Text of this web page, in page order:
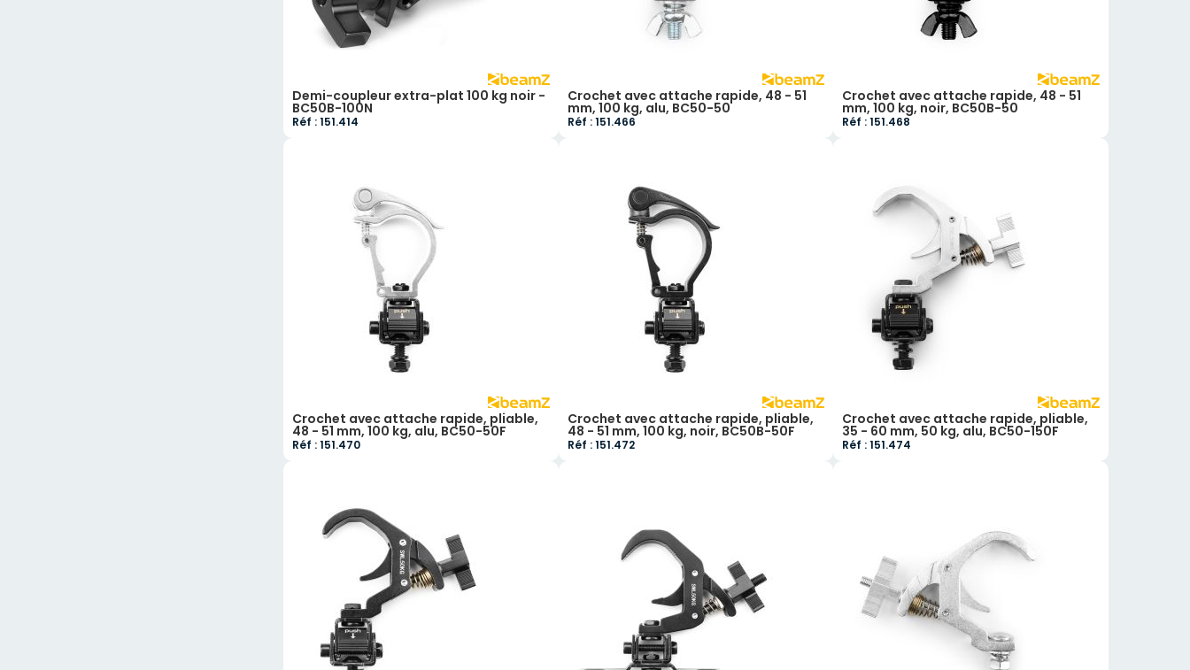
Demi-coupleur extra-plat 100 kg noir -
BC50B-100N
Réf : 151.414
Crochet avec attache rapide, 48 - 51
mm, 100 kg, alu, BC50-50
Réf : 151.466
Crochet avec attache rapide, 48 - 51
mm, 100 kg, noir, BC50B-50
Réf : 151.468
Crochet avec attache rapide, pliable,
48 - 51 mm, 100 kg, alu, BC50-50F
Réf : 151.470
Crochet avec attache rapide, pliable,
48 - 51 mm, 100 kg, noir, BC50B-50F
Réf : 151.472
Crochet avec attache rapide, pliable,
35 - 60 mm, 50 kg, alu, BC50-150F
Réf : 151.474